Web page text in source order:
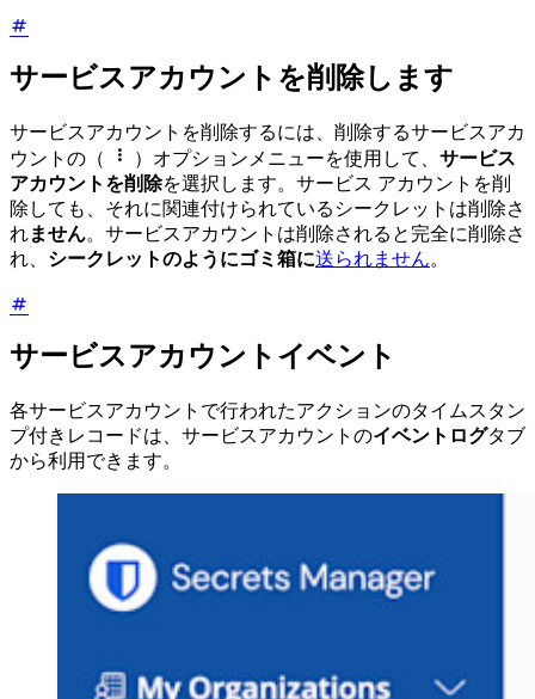
サービスアカウントを削除します
サービスアカウントを削除するには、削除するサービスアカ
ウントの（
 ）オプションメニューを使用して、 サービス
アカウントを削除を選択します。サービス アカウントを削
除しても、それに関連付けられているシークレットは削除さ
れません。サービスアカウントは削除されると完全に削除さ
れ、 シークレットのようにゴミ箱に送られません。
サービスアカウントイベント
各サービスアカウントで行われたアクションのタイムスタン
プ付きレコードは、サービスアカウントのイベントログタブ
から利用できます。